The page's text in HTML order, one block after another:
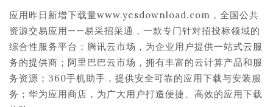
应用昨日新增下载量www.yesdownload.com，全国公共
资源交易应用——易采招采通，一款专门针对招投标领域的
综合性服务平台；腾讯云市场，为企业用户提供一站式云服
务的提供商；阿里巴巴云市场，拥有丰富的云计算产品和服
务资源；360手机助手，提供安全可靠的应用下载与安装服
务；华为应用商店，为广大用户打造便捷、高效的应用下载